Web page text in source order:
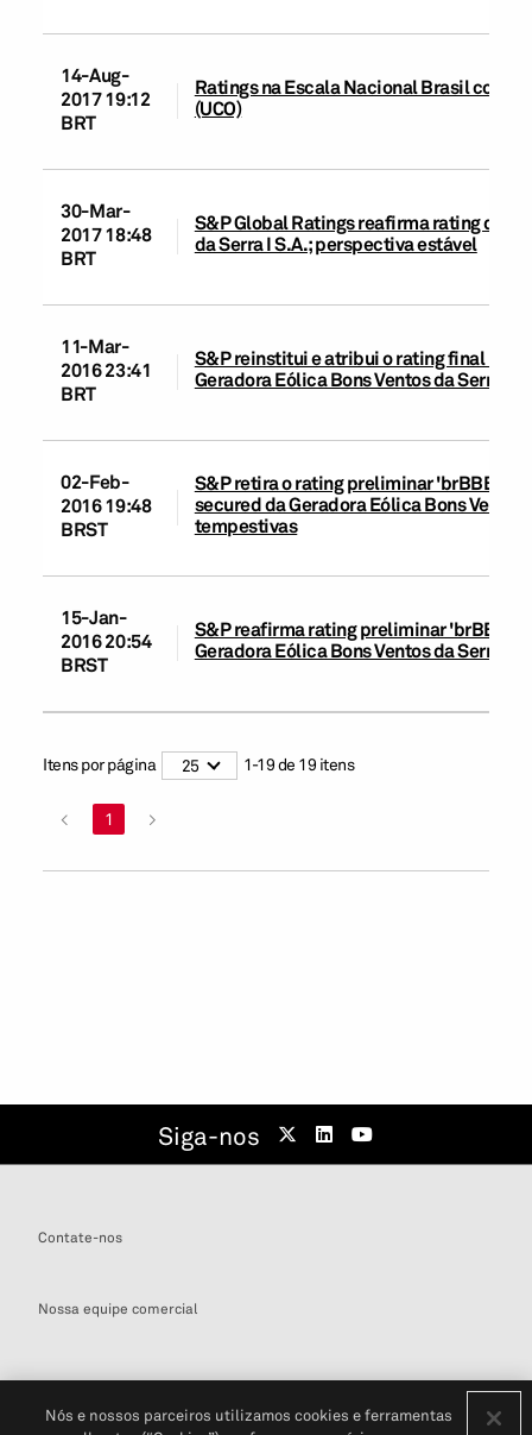
14-Aug-
2017 19:12
BRT
Ratings na Escala Nacional Brasil
(UCO)
30-Mar-
2017 18:48
BRT
S&P Global Ratings reafirma rating de
da Serra I S.A.; perspectiva estável
11-Mar-
2016 23:41
BRT
S&P reinstitui e atribui o rating final
Geradora Eólica Bons Ventos da Serra I
02-Feb-
2016 19:48
BRST
S&P retira o rating preliminar 'brBBB-'
secured da Geradora Eólica Bons
tempestivas
15-Jan-
2016 20:54
BRST
S&P reafirma rating preliminar 'brBBB-'
Geradora Eólica Bons Ventos da Serra I
Itens por página 25 1-19de 19 itens
< 1 >
Siga-nos
Contate-nos
Nossa equipe comercial
Nós e nossos parceiros utilizamos cookies e ferramentas